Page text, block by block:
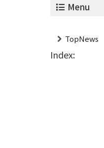
Menu
TopNews
Index: